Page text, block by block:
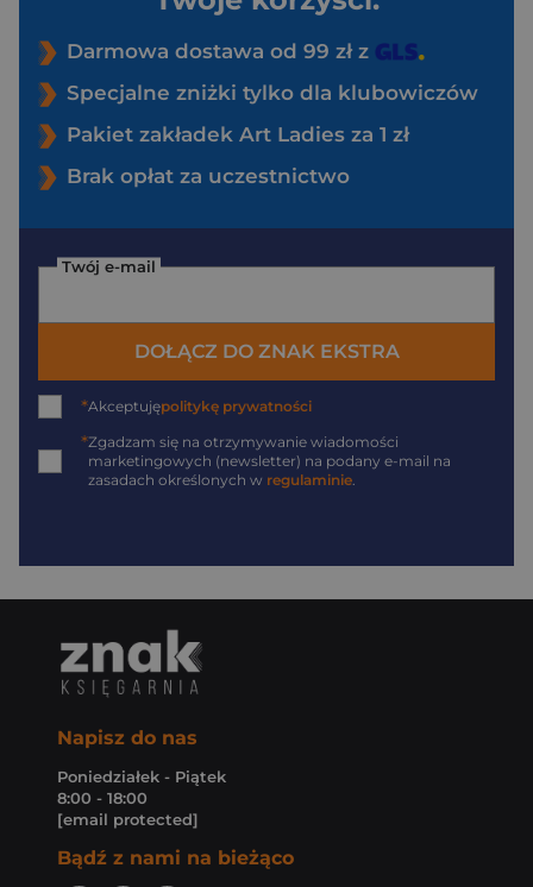
Darmowa dostawa od 99 zł z
Specjalne zniżki tylko dla klubowiczów
Pakiet zakładek Art Ladies za 1 zł
Brak opłat za uczestnictwo
Twój e-mail
DOŁĄCZ DO ZNAK EKSTRA
*Akceptujępolitykę prywatności
*Zgadzam się na otrzymywanie wiadomości
marketingowych (newsletter) na podany e-mail na
zasadach określonych w regulaminie.
Napisz do nas
Poniedziałek - Piątek
8:00 - 18:00
[email protected]
Bądź z nami na bieżąco